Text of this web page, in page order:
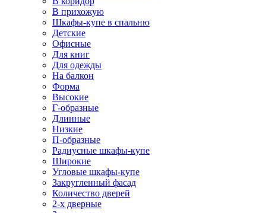
В прихожую
Шкафы-купе в спальню
Детские
Офисные
Для книг
Для одежды
На балкон
Форма
Высокие
Г-образные
Длинные
Низкие
П-образные
Радиусные шкафы-купе
Широкие
Угловые шкафы-купе
Закругленный фасад
Количество дверей
2-х дверные